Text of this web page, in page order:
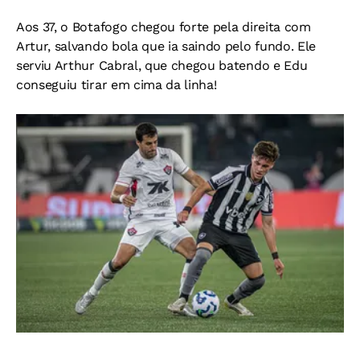
Aos 37, o Botafogo chegou forte pela direita com
Artur, salvando bola que ia saindo pelo fundo. Ele
serviu Arthur Cabral, que chegou batendo e Edu
conseguiu tirar em cima da linha!